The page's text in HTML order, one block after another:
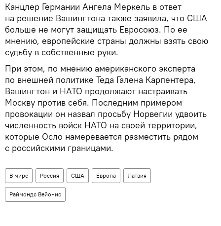
Канцлер Германии Ангела Меркель в ответ
на решение Вашингтона также заявила, что США
больше не могут защищать Евросоюз. По ее
мнению, европейские страны должны взять свою
судьбу в собственные руки.
При этом, по мнению американского эксперта
по внешней политике Теда Галена Карпентера,
Вашингтон и НАТО продолжают настраивать
Москву против себя. Последним примером
провокации он назвал просьбу Норвегии удвоить
численность войск НАТО на своей территории,
которые Осло намеревается разместить рядом
с российскими границами.
В мире Россия США Европа Латвия
Раймондс Вейонис